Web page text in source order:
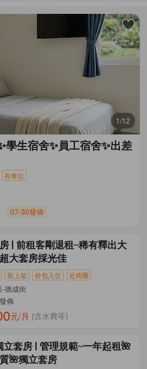
1/12
學生宿舍✨員工宿舍✨出差
有車位
07-30發佈
前租客剛退租~稀有釋出大
大套房採光佳
新上架 拎包入住 近商圈
-德成街
佈
元/月 (含水費等)
立套房
管理規範~一年起租🌺
🌺獨立套房